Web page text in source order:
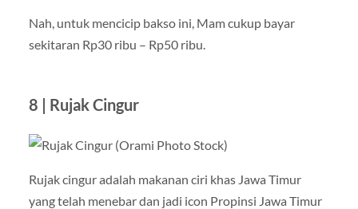
Nah, untuk mencicip bakso ini, Mam cukup bayar
sekitaran Rp30 ribu – Rp50 ribu.
8 | Rujak Cingur
Rujak cingur adalah makanan ciri khas Jawa Timur
yang telah menebar dan jadi icon Propinsi Jawa Timur